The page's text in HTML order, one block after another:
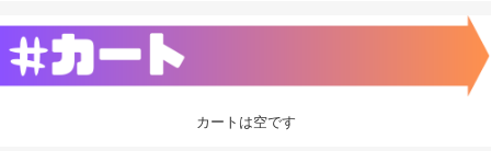
カートは空です